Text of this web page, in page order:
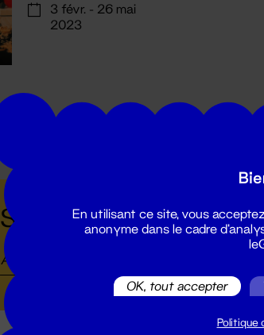
3 févr. - 26 mai
2023
Suivez toutes les
En utilisant ce site, vous
anonyme dans le cadre
OK, tout accepter
Politique